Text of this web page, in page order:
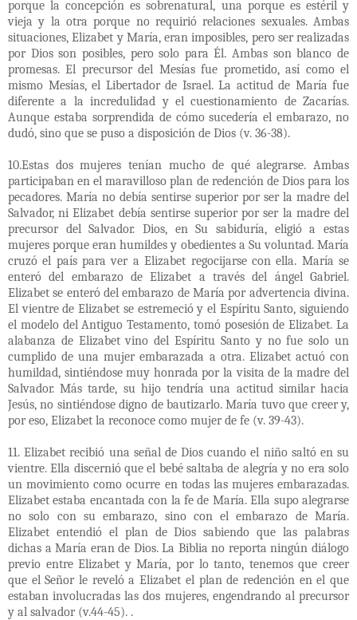
porque la concepción es sobrenatural, una porque es estéril y
vieja y la otra porque no requirió relaciones sexuales. Ambas
situaciones, Elizabet y María, eran imposibles, pero ser realizadas
por Dios son posibles, pero solo para Él. Ambas son blanco de
promesas. El precursor del Mesías fue prometido, así como el
mismo Mesías, el Libertador de Israel. La actitud de María fue
diferente a la incredulidad y el cuestionamiento de Zacarías.
Aunque estaba sorprendida de cómo sucedería el embarazo, no
dudó, sino que se puso a disposición de Dios (v. 36-38).
10.Estas dos mujeres tenían mucho de qué alegrarse. Ambas
participaban en el maravilloso plan de redención de Dios para los
pecadores. María no debía sentirse superior por ser la madre del
Salvador, ni Elizabet debía sentirse superior por ser la madre del
precursor del Salvador. Dios, en Su sabiduría, eligió a estas
mujeres porque eran humildes y obedientes a Su voluntad. María
cruzó el país para ver a Elizabet regocijarse con ella. María se
enteró del embarazo de Elizabet a través del ángel Gabriel.
Elizabet se enteró del embarazo de María por advertencia divina.
El vientre de Elizabet se estremeció y el Espíritu Santo, siguiendo
el modelo del Antiguo Testamento, tomó posesión de Elizabet. La
alabanza de Elizabet vino del Espíritu Santo y no fue solo un
cumplido de una mujer embarazada a otra. Elizabet actuó con
humildad, sintiéndose muy honrada por la visita de la madre del
Salvador. Más tarde, su hijo tendría una actitud similar hacia
Jesús, no sintiéndose digno de bautizarlo. María tuvo que creer y,
por eso, Elizabet la reconoce como mujer de fe (v. 39-43).
11. Elizabet recibió una señal de Dios cuando el niño saltó en su
vientre. Ella discernió que el bebé saltaba de alegría y no era solo
un movimiento como ocurre en todas las mujeres embarazadas.
Elizabet estaba encantada con la fe de María. Ella supo alegrarse
no solo con su embarazo, sino con el embarazo de María.
Elizabet entendió el plan de Dios sabiendo que las palabras
dichas a María eran de Dios. La Biblia no reporta ningún diálogo
previo entre Elizabet y María, por lo tanto, tenemos que creer
que el Señor le reveló a Elizabet el plan de redención en el que
estaban involucradas las dos mujeres, engendrando al precursor
y al salvador (v.44-45). .